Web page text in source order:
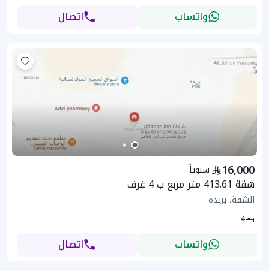
واتساب اتصال
سنوياً 16,000
شقة 413.61 متر مربع ب 4 غرف
الشقة، بريدة
4
واتساب اتصال